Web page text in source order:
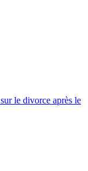
le divorce après le